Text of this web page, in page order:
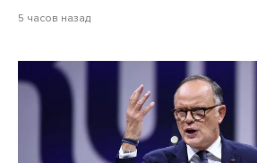
5 часов назад